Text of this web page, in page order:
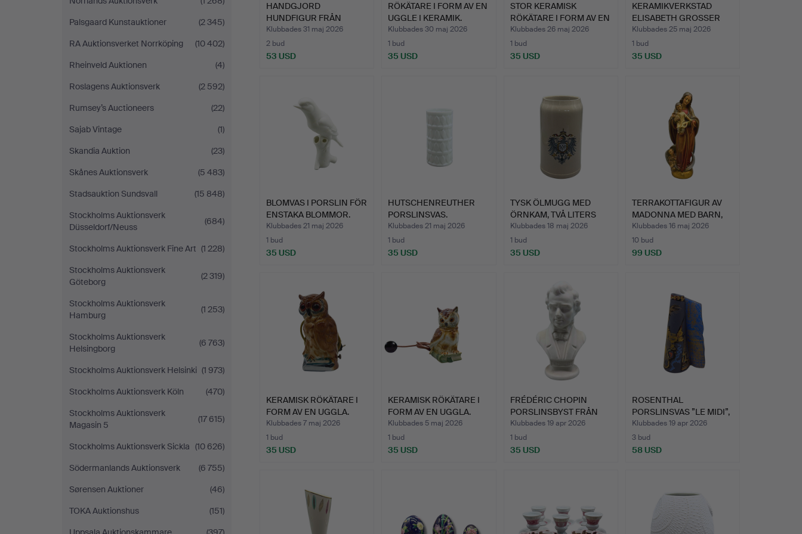
Palsgaard Kunstauktioner
(2 345)
RA Auktionsverket Norrköping
(10 402)
Rheinveld Auktionen
(4)
Roslagens Auktionsverk
(2 592)
Rumsey’s Auctioneers
(22)
Sajab Vintage
(1)
Skandia Auktion
(23)
Skånes Auktionsverk
(5 483)
Stadsauktion Sundsvall
(15 848)
Stockholms Auktionsverk
Düsseldorf/Neuss
(684)
Stockholms Auktionsverk Fine Art (1 228)
Stockholms Auktionsverk
Göteborg
(2 319)
Stockholms Auktionsverk
Hamburg
(1 253)
Stockholms Auktionsverk
Helsingborg
(6 763)
Stockholms Auktionsverk Helsinki (1 973)
Stockholms Auktionsverk Köln
(470)
Stockholms Auktionsverk
Magasin 5
(17 615)
Stockholms Auktionsverk Sickla (10 626)
Södermanlands Auktionsverk
(6 755)
Sørensen Auktioner
(46)
TOKA Auktionshus
(151)
HANDGJORD
HUNDFIGUR FRÅN
VARUMÄRKET GILDE.
Klubbades 31 maj 2026
2 bud
53 USD
RÖKÄTARE I FORM AV EN
UGGLE I KERAMIK.
Klubbades 30 maj 2026
1 bud
35 USD
STOR KERAMISK
RÖKÄTARE I FORM AV EN
UGGLA.
Klubbades 26 maj 2026
1 bud
35 USD
KERAMIKVERKSTAD
ELISABETH GROSSER
VAS FRÅN…
Klubbades 25 maj 2026
1 bud
35 USD
BLOMVAS I PORSLIN FÖR
ENSTAKA BLOMMOR.
Klubbades 21 maj 2026
1 bud
35 USD
HUTSCHENREUTHER
PORSLINSVAS.
Klubbades 21 maj 2026
1 bud
35 USD
TYSK ÖLMUGG MED
ÖRNKAM, TVÅ LITERS
KAPACIT…
Klubbades 18 maj 2026
1 bud
35 USD
TERRAKOTTAFIGUR AV
MADONNA MED BARN,
HANDM…
Klubbades 16 maj 2026
10 bud
99 USD
KERAMISK RÖKÄTARE I
FORM AV EN UGGLA.
Klubbades 7 maj 2026
1 bud
35 USD
KERAMISK RÖKÄTARE I
FORM AV EN UGGLA.
Klubbades 5 maj 2026
1 bud
35 USD
FRÉDÉRIC CHOPIN
PORSLINSBYST FRÅN
PORSLINS…
Klubbades 19 apr 2026
1 bud
35 USD
ROSENTHAL
PORSLINSVAS ”LE MIDI”,
STUDIOLIN…
Klubbades 19 apr 2026
3 bud
58 USD